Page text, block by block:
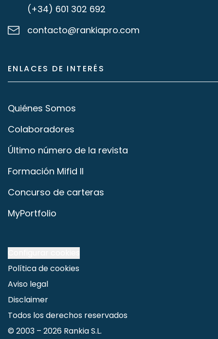
(+34) 601 302 692
contacto@rankiapro.com
ENLACES DE INTERÉS
Quiénes Somos
Colaboradores
Último número de la revista
Formación Mifid II
Concurso de carteras
MyPortfolio
Política de cookies
Aviso legal
Disclaimer
Todos los derechos reservados
© 2003 – 2026 Rankia S.L.